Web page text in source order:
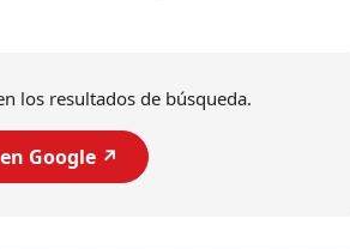
los resultados de búsqueda.
Google ↗️